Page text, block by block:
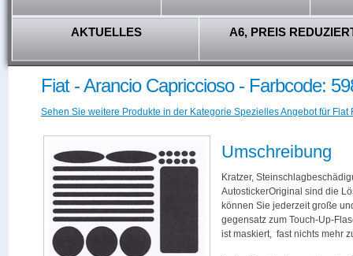
AKTUELLES A6, PREIS
Fiat - Arancio Capriccioso - Farbcode:
Sehen Sie weitere Produkte in der Kategorie Spezielles Angebot für Fiat
Umschreibung
Kratzer,
AutostickerOriginal sind die
können Sie jederzeit große
gegensatz zum Touch-Up-
ist maskiert, fast nichts mehr